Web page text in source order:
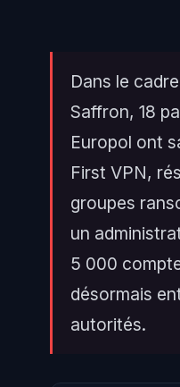
Dans le
Saffron, 18
Europol ont
First VPN,
groupes
un
5 000
désormais
autorités.